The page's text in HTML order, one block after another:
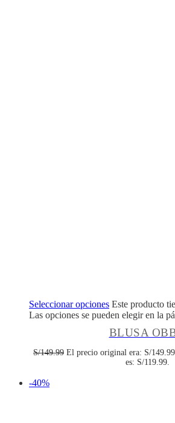
Seleccionar opciones Este producto
Las opciones se pueden elegir en la
BLUSA
S/149.99 El precio original era: S/149.99.
es: S/119.99.
-40%